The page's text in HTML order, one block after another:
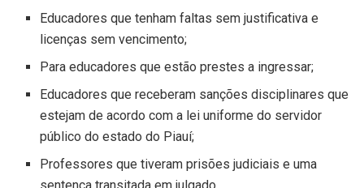
Educadores que tenham faltas sem justificativa e
licenças sem vencimento;
Para educadores que estão prestes a ingressar;
Educadores que receberam sanções disciplinares que
estejam de acordo com a lei uniforme do servidor
público do estado do Piauí;
Professores que tiveram prisões judiciais e uma